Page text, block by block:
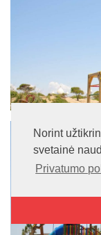
Norint
svetainė
Privatumo